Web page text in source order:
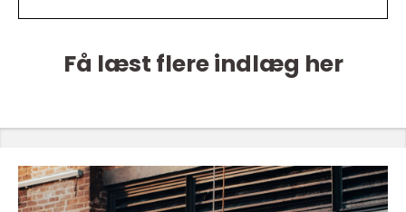
Få læst flere indlæg her